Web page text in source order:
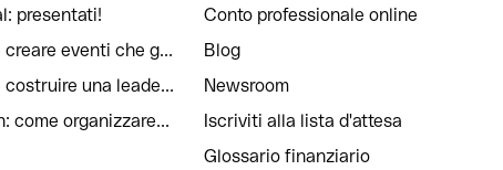
presentati!
eventi che g...
una leade...
come organizzare...
Conto professionale online
Blog
Newsroom
Iscriviti alla lista d'attesa
Glossario finanziario